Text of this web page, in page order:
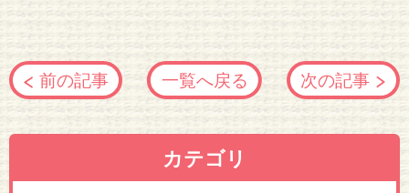
前の記事 一覧へ戻る 次の記事
カテゴリ